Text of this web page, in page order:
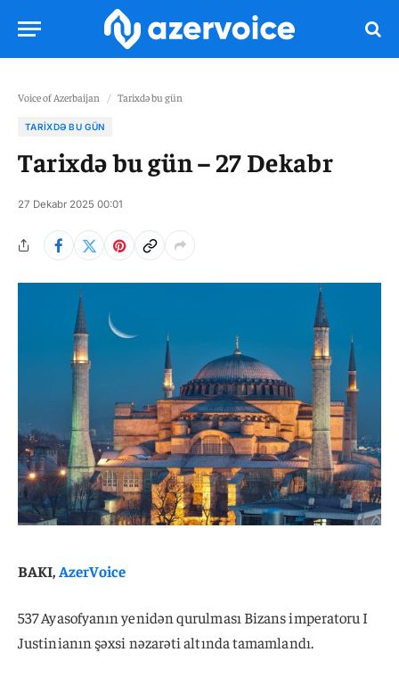
Voice of Azerbaijan / Tarixdə bu gün
TARIXDƏ BU GÜN
Tarixdə bu gün – 27 Dekabr
27 Dekabr 2025 00:01
BAKI,AzerVoice
537 Ayasofyanın yenidən qurulması Bizans imperatoru I
Justinianın şəxsi nəzarəti altında tamamlandı.